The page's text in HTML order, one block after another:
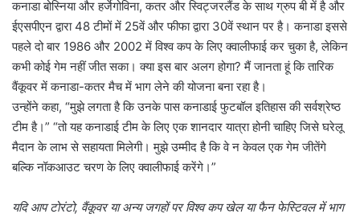
कनाडा बोस्निया और हर्जेगोविना, कतर और स्विट्जरलैंड के साथ ग्रुप बी में है और
ईएसपीएन द्वारा 48 टीमों में 25वें और फीफा द्वारा 30वें स्थान पर है। कनाडा इससे
पहले दो बार 1986 और 2002 में विश्व कप के लिए क्वालीफाई कर चुका है, लेकिन
कभी कोई गेम नहीं जीत सका। क्या इस बार अलग होगा? मैं जानता हूं कि तारिक
वैंकूवर में कनाडा-कतर मैच में भाग लेने की योजना बना रहा है।
उन्होंने कहा, “मुझे लगता है कि उनके पास कनाडाई फुटबॉल इतिहास की सर्वश्रेष्ठ
टीम है।” “तो यह कनाडाई टीम के लिए एक शानदार यात्रा होनी चाहिए जिसे घरेलू
मैदान के लाभ से सहायता मिलेगी। मुझे उम्मीद है कि वे न केवल एक गेम जीतेंगे
बल्कि नॉकआउट चरण के लिए क्वालीफाई करेंगे।”
यदि आप टोरंटो, वैंकूवर या अन्य जगहों पर विश्व कप खेल या फैन फेस्टिवल में भाग